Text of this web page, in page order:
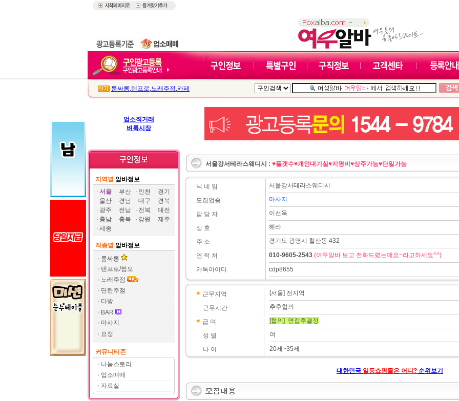
룸싸롱,텐프로,노래주점 ,카페
업소직거래
벼룩시장
지역별 알바정보
서울
부산 인천
경기
울산
경남 대구
경북
광주
전남 전북
대전
충남
충북 강원
제주
세종
직종별 알바정보
룸싸롱
텐프로/쩜오
노래주점
단란주점
다방
BAR
마사지
요정
커뮤니티존
나눔스토리
업소매매
자료실
서울강서테라스웨디시 : ♥풀갯수♥개인대기실♥지명비♥상주가능♥단일가능
닉 네 임
모집업종
담 당 자
상 호
주 소
연 락 처
카톡아이디
서울강서테라스웨디시
마사지
이선욱
헤라
경기도 광명시 철산동 432
010-9605-2543 (여우알바 보고 전화드렸는데요~라고하세요^^)
cdp8655
근무지역
근무시간
급 여
성 별
나 이
[서울] 전지역
추후협의
[협의] 면접후결정
여
20세~35세
대한민국 일등쇼핑몰은 어디? 순위보기